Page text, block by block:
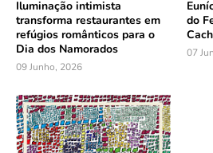
Iluminação intimista
transforma restaurantes em
refúgios românticos para o
Dia dos Namorados
09 Junho, 2026
do
07